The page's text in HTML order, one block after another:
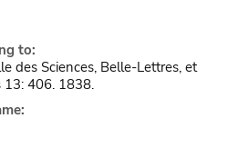
to:
des Sciences, Belle-Lettres, et
13: 406. 1838.